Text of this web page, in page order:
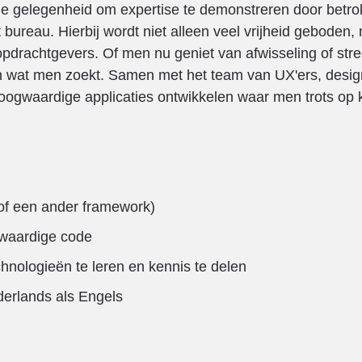
gelegenheid om expertise te demonstreren door
Hierbij wordt niet alleen veel vrijheid geboden,
Of men nu geniet van afwisseling of
men zoekt. Samen met het team van UX'ers,
applicaties ontwikkelen waar men trots op
een ander framework)
code
te leren en kennis te delen
als Engels